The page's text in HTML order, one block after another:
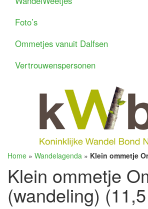
Foto’s
Ommetjes vanuit Dalfsen
Vertrouwenspersonen
Home » Wandelagenda » Klein ommetje
Klein ommetje
(wandeling)